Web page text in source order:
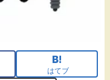
はてブ